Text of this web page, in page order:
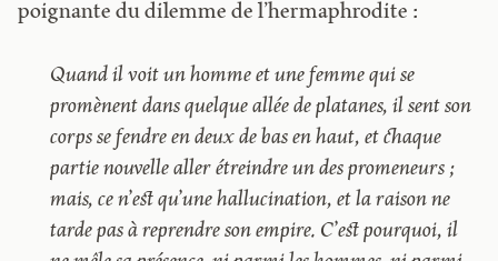
poignante du dilemme de l’hermaphrodite :
Quand il voit un homme et une femme qui se
promènent dans quelque allée de platanes, il sent son
corps se fendre en deux de bas en haut, et chaque
partie nouvelle aller étreindre un des promeneurs ;
mais, ce n’est qu’une hallucination, et la raison ne
tarde pas à reprendre son empire. C’est pourquoi, il